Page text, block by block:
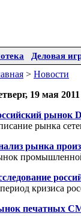
Деловая
> Новости
19 мая 2011
рынок
рынка
рынка
кризиса
печатных